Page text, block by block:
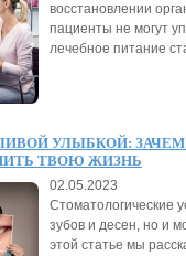
восстановлении
пациенты не могут
лечебное питание
УЛЫБКОЙ:
ТВОЮ ЖИЗНЬ
02.05.2023
Стоматологические
зубов и десен, но и
этой статье мы